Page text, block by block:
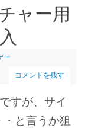
ャー用
ー
コメントを残す
すが、サイ
・と言うか狙